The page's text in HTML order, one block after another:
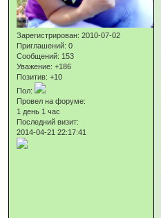
Зарегистрирован: 2010-07-02
Приглашений: 0
Сообщений: 153
Уважение: +186
Позитив: +10
Пол:
Провел на форуме:
1 день 1 час
Последний визит:
2014-04-21 22:17:41